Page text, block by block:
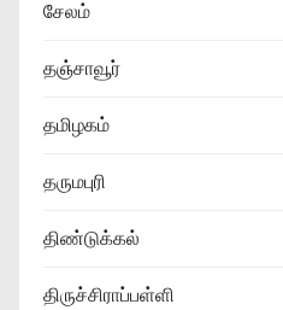
சேலம்
தஞ்சாவூர்
தமிழகம்
தருமபுரி
திண்டுக்கல்
திருச்சிராப்பள்ளி